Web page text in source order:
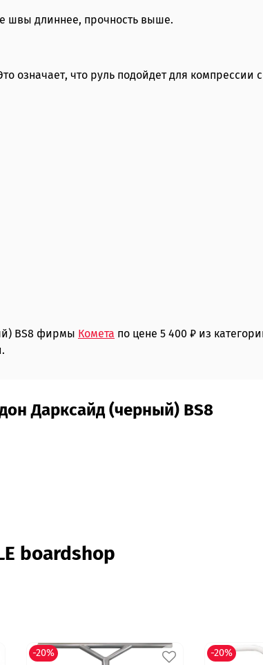
швы длиннее, прочность выше.
что руль подойдет для компрессии
BS8 фирмы Комета по цене 5 400 ₽ из
Дарксайд (черный) BS8
boardshop
-20% -20%